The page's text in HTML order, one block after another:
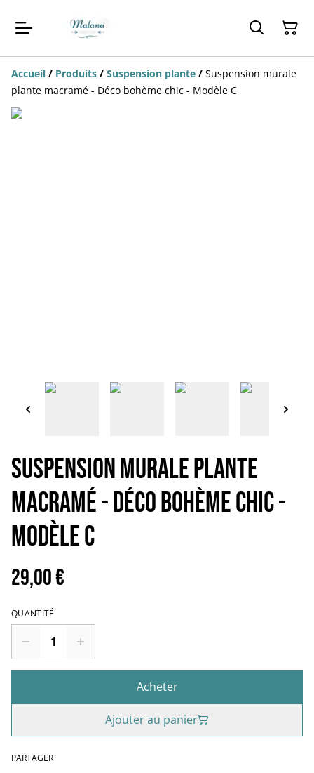
Accueil / Produits / Suspension plante / Suspension murale
plante macramé - Déco bohème chic - Modèle C
Suspension murale plante
macramé - Déco bohème chic -
Modèle C
29,00 €
QUANTITÉ
Acheter
Ajouter au panier
PARTAGER